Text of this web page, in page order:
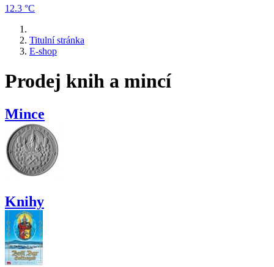
12.3 °C
Titulní stránka
E-shop
Prodej knih a mincí
Mince
Knihy